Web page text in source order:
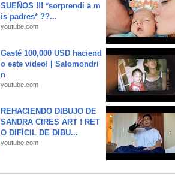
SUEÑOS !!! *sorprendi a m
is padres* ??...
youtube.com
Gasté 100,000 USD haciend
o este video! | Salomondri
n
youtube.com
REHACIENDO DIBUJO DE
SANDRA CIRES ART ! RET
O DIFÍCIL DE DIBU...
youtube.com